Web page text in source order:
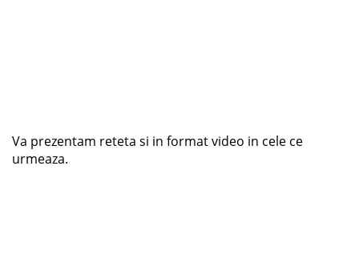
Va prezentam reteta si in format video in cele ce
urmeaza.